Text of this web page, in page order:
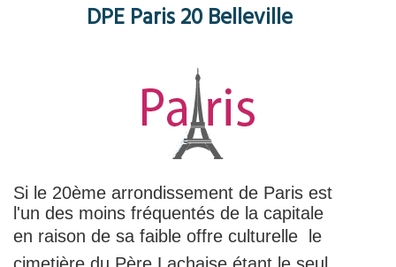
DPE Paris 20 Belleville
Si le 20ème arrondissement de Paris est
l'un des moins fréquentés de la capitale
en raison de sa faible offre culturelle  le